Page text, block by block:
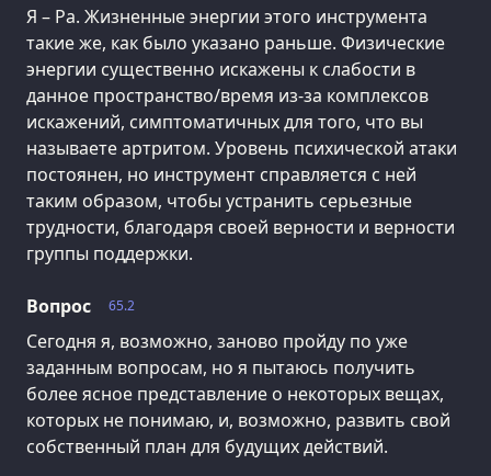
Я – Ра. Жизненные энергии этого инструмента
такие же, как было указано раньше. Физические
энергии существенно искажены к слабости в
данное пространство/время из-за комплексов
искажений, симптоматичных для того, что вы
называете артритом. Уровень психической атаки
постоянен, но инструмент справляется с ней
таким образом, чтобы устранить серьезные
трудности, благодаря своей верности и верности
группы поддержки.
65.2
Вопрос
Сегодня я, возможно, заново пройду по уже
заданным вопросам, но я пытаюсь получить
более ясное представление о некоторых вещах,
которых не понимаю, и, возможно, развить свой
собственный план для будущих действий.